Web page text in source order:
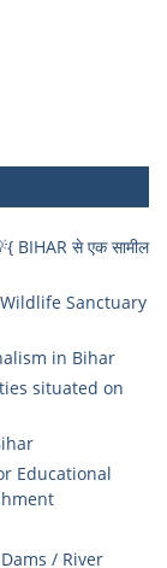
BIHAR से एक सामील
– Wildlife Sanctuary
in Bihar
situated on
Educational
Dams / River